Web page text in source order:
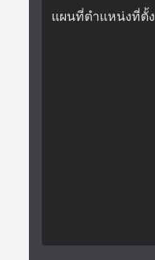
แผนที่ตำแหน่งที่ตั้ง